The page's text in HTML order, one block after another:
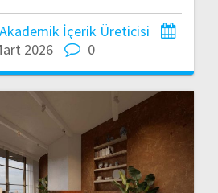
İçerik Üreticisi
2026
0